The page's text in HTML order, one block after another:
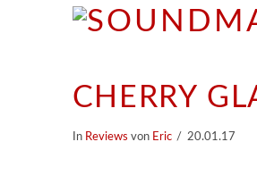
CHERRY
In Reviews von Eric 20.01.17